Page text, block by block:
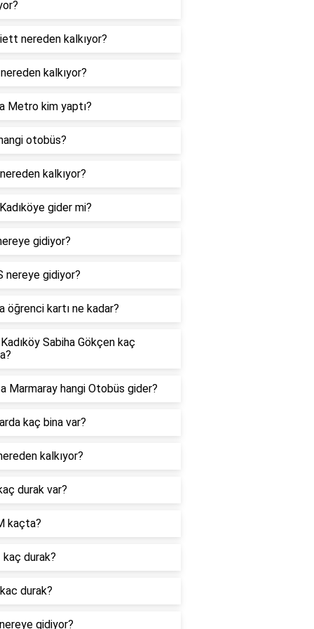
nereden kalkıyor?
kalkıyor?
Metro kim yaptı?
otobüs?
kalkıyor?
gider mi?
gidiyor?
nereye gidiyor?
öğrenci kartı ne kadar?
Sabiha Gökçen kaç
Marmaray hangi Otobüs gider?
kaç bina var?
kalkıyor?
durak var?
kaçta?
durak?
durak?
gidiyor?